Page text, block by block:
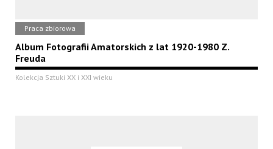
Praca zbiorowa
Album Fotografii Amatorskich z lat 1920-1980 Z.
Freuda
Kolekcja Sztuki XX i XXI wieku